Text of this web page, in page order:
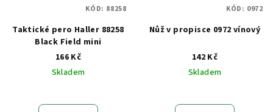
Taktické pero Haller 88258
Black Field mini
166 Kč
Skladem
KÓD: 88258
Nůž v propisce 0972 vínový
142 Kč
Skladem
KÓD: 0972